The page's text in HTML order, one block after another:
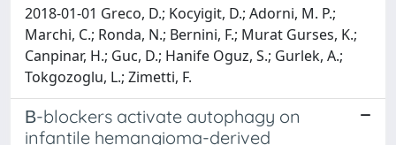
2018-01-01 Greco, D.; Kocyigit, D.; Adorni, M. P.;
Marchi, C.; Ronda, N.; Bernini, F.; Murat Gurses, K.;
Canpinar, H.; Guc, D.; Hanife Oguz, S.; Gurlek, A.;
Tokgozoglu, L.; Zimetti, F.
Β-blockers activate autophagy on
infantile hemangioma-derived